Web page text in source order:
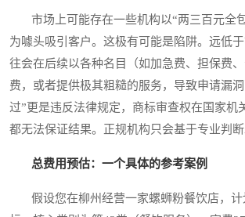
市场上可能存在一些机构以“两三百元全
为噱头吸引客户。这极有可能是陷阱。远低
往会在后续以各种名目（如加急费、担保费
费，或者提供极其粗糙的服务，导致申请漏
过”更是违反法律规定，商标审查权在国家机
都无法保证结果。正规机构只会基于专业判断
总费用预估：一个具体的参考案例
假设您在柳州经营一家螺蛳粉餐饮店，计